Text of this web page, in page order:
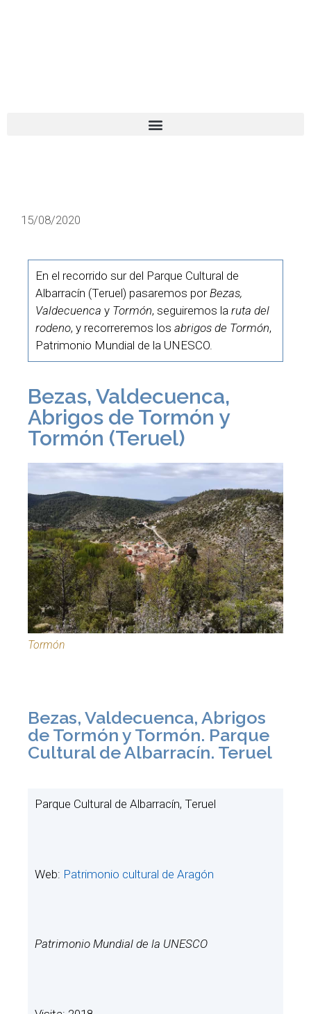
15/08/2020
En el recorrido sur del Parque Cultural de
Albarracín (Teruel) pasaremos porBezas,
Valdecuenca y Tormón, seguiremos la ruta del
rodeno, y recorreremos los abrigos de Tormón,
Patrimonio Mundial de la UNESCO.
Bezas, Valdecuenca,
Abrigos de Tormón y
Tormón (Teruel)
Tormón
Bezas, Valdecuenca, Abrigos
de Tormón y Tormón. Parque
Cultural de Albarracín. Teruel
Parque Cultural de Albarracín, Teruel
Web: Patrimonio cultural de Aragón
Patrimonio Mundial de la UNESCO